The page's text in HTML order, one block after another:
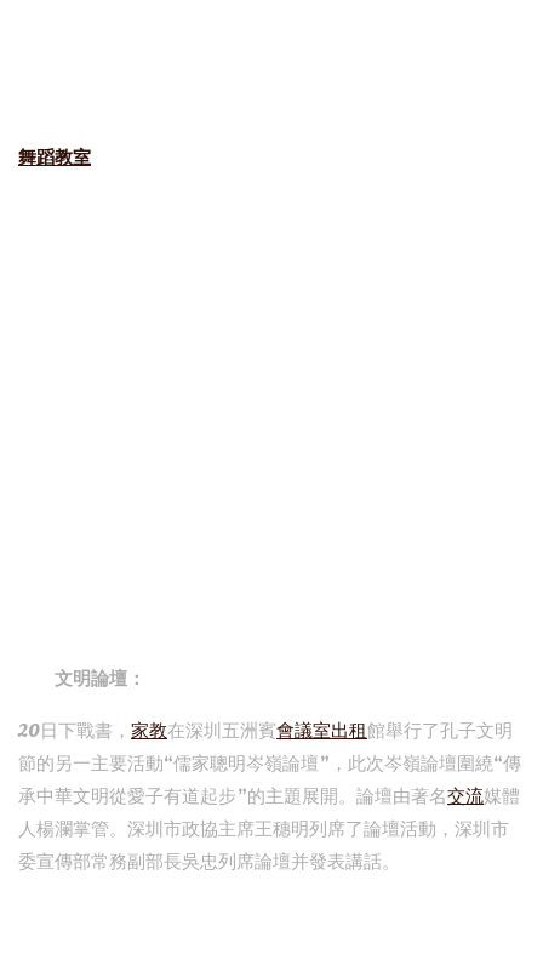
舞蹈教室
文明論壇：
20日下戰書， 家教在深圳五洲賓會議室出租館舉行了孔子文明
節的另一主要活動“儒家聰明岑嶺論壇”，此次岑嶺論壇圍繞“傳
承中華文明從愛子有道起步”的主題展開。論壇由著名交流媒體
人楊瀾掌管。深圳市政協主席王穗明列席了論壇活動，深圳市
委宣傳部常務副部長吳忠列席論壇并發表講話。